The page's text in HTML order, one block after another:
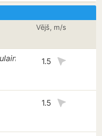
Vējš, m/s
1.5
1.5